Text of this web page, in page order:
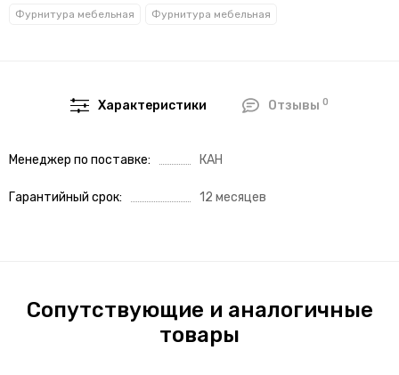
Фурнитура мебельная Фурнитура мебельная
Характеристики Отзывы 0
Менеджер по поставке КАН
Гарантийный срок 12 месяцев
Сопутствующие и аналогичные
товары